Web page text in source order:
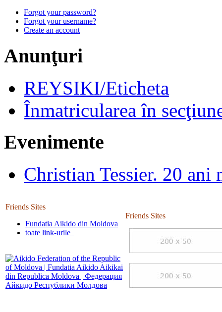
Forgot your password?
Forgot your username?
Create an account
Anunţuri
REYSIKI/Eticheta
Înmatricularea în
Evenimente
Christian Tessier. 20 ani
Friends Sites
Fundatia Aikido din Moldova
toate link-urile
Friends Sites